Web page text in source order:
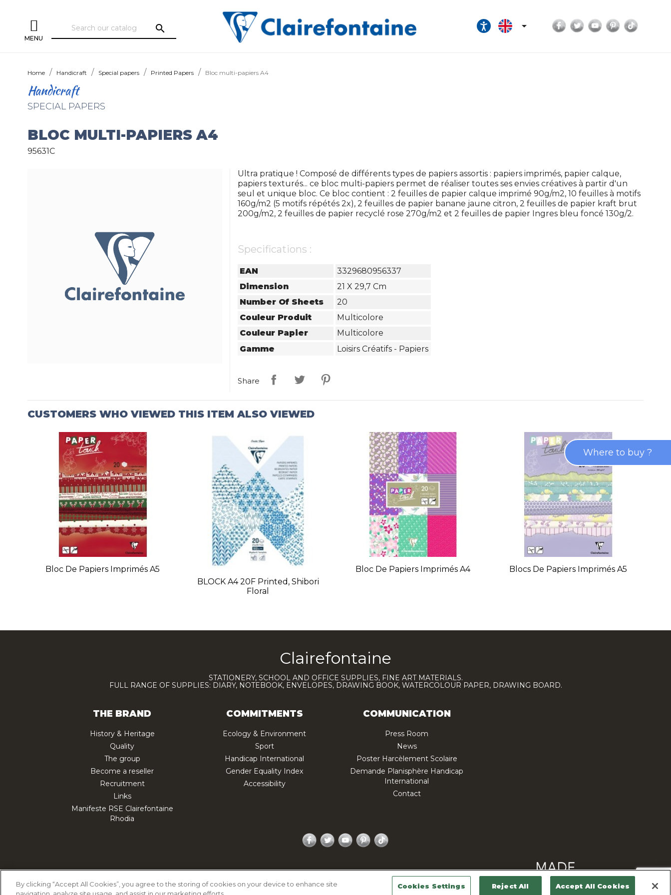
MENU
search  Facebook
TwitterYouTubePinterest
Home Handicraft Special papers Printed Papers Bloc multi-papiers A4
Handicraft
SPECIAL PAPERS
BLOC MULTI-PAPIERS A4
95631C
Ultra pratique ! Composé de différents types de papiers assortis : papiers imprimés, papier calque,
papiers texturés... ce bloc multi-papiers permet de réaliser toutes ses envies créatives à partir d'un
seul et unique bloc. Ce bloc contient : 2 feuilles de papier calque imprimé 90g/m2, 10 feuilles à motifs
160g/m2 (5 motifs répétés 2x), 2 feuilles de papier banane jaune citron, 2 feuilles de papier kraft brut
200g/m2, 2 feuilles de papier recyclé rose 270g/m2 et 2 feuilles de papier Ingres bleu foncé 130g/2.
Specifications :
EAN
3329680956337
Dimension
21 X 29,7 Cm
Number Of Sheets
20
Couleur Produit
Multicolore
Couleur Papier
Multicolore
Gamme
Loisirs Créatifs - Papiers
Share
CUSTOMERS WHO VIEWED THIS ITEM ALSO VIEWED
Bloc De Papiers Imprimés A5
BLOCK A4 20F Printed, Shibori
Floral
Bloc De Papiers Imprimés A4 Blocs De Papiers Imprimés A5
Clairefontaine
STATIONERY, SCHOOL AND OFFICE SUPPLIES, FINE ART MATERIALS.
FULL RANGE OF SUPPLIES: DIARY, NOTEBOOK, ENVELOPES, DRAWING BOOK, WATERCOLOUR PAPER, DRAWING BOARD.
THE BRAND
History & Heritage
Quality
The group
Become a reseller
Recruitment
Links
Manifeste RSE Clairefontaine
Rhodia
COMMITMENTS
Ecology & Environment
Sport
Handicap International
Gender Equality Index
Accessibility
COMMUNICATION
Press Room
News
Poster Harcèlement Scolaire
Demande Planisphère Handicap
International
Contact
Facebook
TwitterYouTubePinterest
Contactez-nous
Where to buy ?
By clicking “Accept All Cookies”, you agree to the storing of cookies on your device to enhance site
Cookies Settings Reject All Accept All Cookies